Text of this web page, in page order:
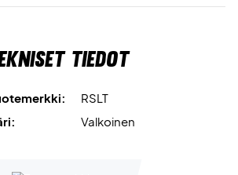
tiedot
RSLT
Valkoinen